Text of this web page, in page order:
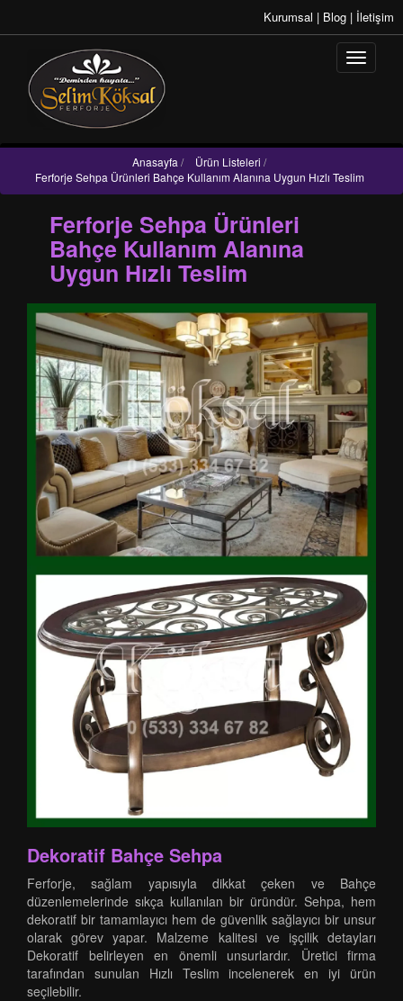
Kurumsal | Blog | İletişim
Anasayfa / Ürün Listeleri /
Ferforje Sehpa Ürünleri Bahçe Kullanım Alanına Uygun Hızlı Teslim
Ferforje Sehpa Ürünleri
Bahçe Kullanım Alanına
Uygun Hızlı Teslim
Dekoratif Bahçe Sehpa
Ferforje, sağlam yapısıyla dikkat çeken ve Bahçe
düzenlemelerinde sıkça kullanılan bir üründür. Sehpa, hem
dekoratif bir tamamlayıcı hem de güvenlik sağlayıcı bir unsur
olarak görev yapar. Malzeme kalitesi ve işçilik detayları
Dekoratif belirleyen en önemli unsurlardır. Üretici firma
tarafından sunulan Hızlı Teslim incelenerek en iyi ürün
seçilebilir.